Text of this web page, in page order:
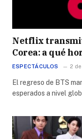
Netflix
Corea: a qué
ESPECTÁCULOS 2
El regreso de BTS
esperados a nivel